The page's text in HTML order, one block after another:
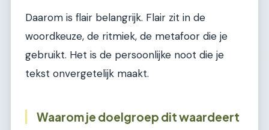
Daarom is flair belangrijk. Flair zit in de
woordkeuze, de ritmiek, de metafoor die je
gebruikt. Het is de persoonlijke noot die je
tekst onvergetelijk maakt.
Waarom je doelgroep dit waardeert